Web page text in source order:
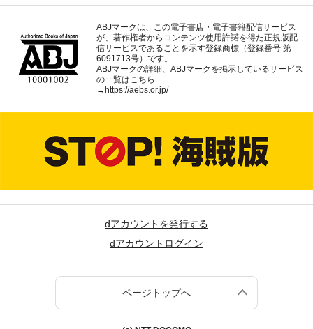
ABJマークは、この電子書店・電子書籍配信サービス
が、著作権者からコンテンツ使用許諾を得た正規版配
信サービスであることを示す登録商標（登録番号 第
6091713号）です。
ABJマークの詳細、ABJマークを掲示しているサービス
の一覧はこちら
→https://aebs.or.jp/
dアカウントを発行する
dアカウントログイン
ページトップへ